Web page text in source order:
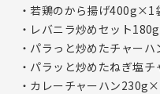
・若鶏のから揚げ400g×1
・レバニラ炒めセット
・パラっと炒めたチャー
・パラッと炒めたねぎ塩
・カレーチャーハン